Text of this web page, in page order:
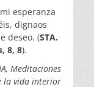
esperanza
dignaos
deseo. (STA.
8, 8).
Meditaciones
la vida interior